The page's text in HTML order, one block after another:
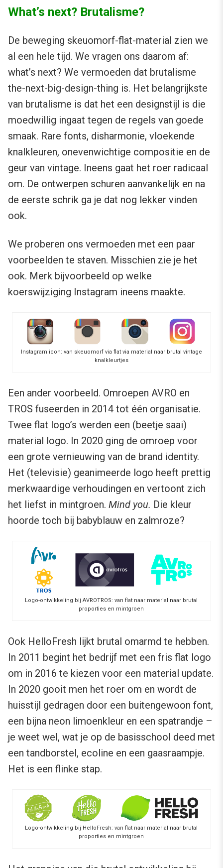
What’s next? Brutalisme?
De beweging skeuomorf-flat-material zien we
al een hele tijd. We vragen ons daarom af:
what’s next? We vermoeden dat brutalisme
the-next-big-design-thing is. Het belangrijkste
van brutalisme is dat het een designstijl is die
moedwillig ingaat tegen de regels van goede
smaak. Rare fonts, disharmonie, vloekende
knalkleuren, onevenwichtige compositie en de
geur van vintage. Ineens gaat het roer radicaal
om. De ontwerpen schuren aanvankelijk en na
de eerste schrik ga je dat nog lekker vinden
ook.
We proberen ons vermoeden met een paar
voorbeelden te staven. Misschien zie je het
ook. Merk bijvoorbeeld op welke
koerswijziging Instagram ineens maakte.
Instagram icon: van skeuomorf via flat via material naar brutal vintage
knalkleurtjes
Een ander voorbeeld. Omroepen AVRO en
TROS fuseerden in 2014 tot één organisatie.
Twee flat logo’s werden een (beetje saai)
material logo. In 2020 ging de omroep voor
een grote vernieuwing van de brand identity.
Het (televisie) geanimeerde logo heeft prettig
merkwaardige verhoudingen en vertoont zich
het liefst in mintgroen. Mind you. Die kleur
hoorde toch bij babyblauw en zalmroze?
Logo-ontwikkeling bij AVROTROS: van flat naar material naar brutal
proporties en mintgroen
Ook HelloFresh lijkt brutal omarmd te hebben.
In 2011 begint het bedrijf met een fris flat logo
om in 2016 te kiezen voor een material update.
In 2020 gooit men het roer om en wordt de
huisstijl gedragen door een buitengewoon font,
een bijna neon limoenkleur en een spatrandje –
je weet wel, wat je op de basisschool deed met
een tandborstel, ecoline en een gaasraampje.
Het is een flinke stap.
Logo-ontwikkeling bij HelloFresh: van flat naar material naar brutal
proporties en mintgroen